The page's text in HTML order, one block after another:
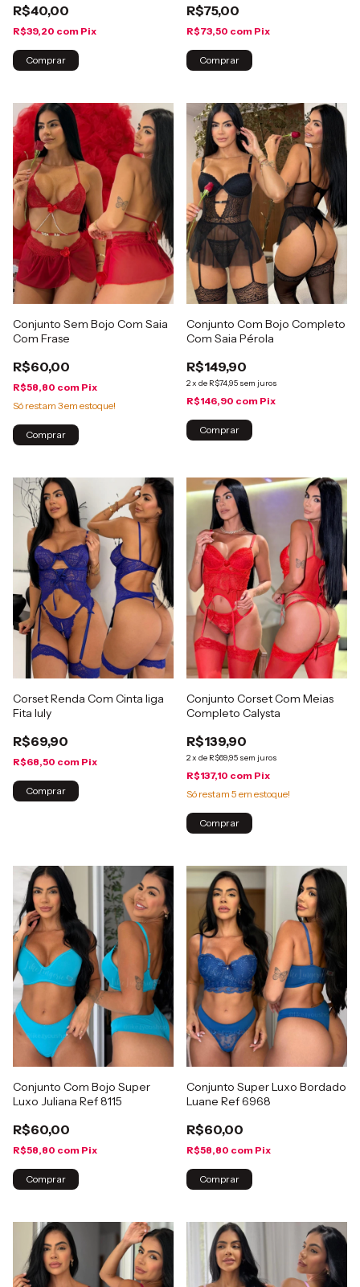
R$40,00
R$39,20 com Pix
Comprar
R$75,00
R$73,50 com Pix
Comprar
Conjunto Sem Bojo Com Saia
Com Frase
R$60,00
R$58,80 com Pix
Só restam 3em estoque!
Comprar
Conjunto Com Bojo Completo
Com Saia Pérola
R$149,90
2x de R$74,95 sem juros
R$146,90 com Pix
Comprar
Corset Renda Com Cinta liga
Fita Iuly
R$69,90
R$68,50 com Pix
Comprar
Conjunto Corset Com Meias
Completo Calysta
R$139,90
2x de R$69,95 sem juros
R$137,10 com Pix
Só restam 5 em estoque!
Comprar
Conjunto Com Bojo Super
Luxo Juliana Ref 8115
R$60,00
R$58,80 com Pix
Comprar
Conjunto Super Luxo Bordado
Luane Ref 6968
R$60,00
R$58,80 com Pix
Comprar